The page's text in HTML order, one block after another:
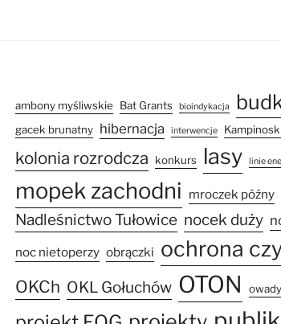
ambony myśliwskie Bat Grants bioindykacja
gacek brunatny hibernacja interwencje
kolonia rozrodcza konkurs lasy linie
mopek zachodni mroczek późny
Nadleśnictwo Tułowice nocek duży
noc nietoperzy obrączki ochrona
OKCh OKL Gołuchów OTON owady